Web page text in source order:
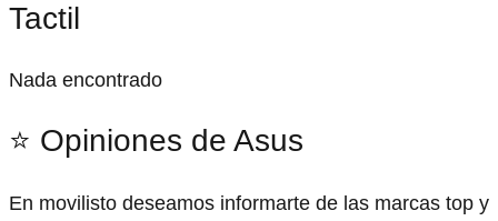
Tactil
Nada encontrado
⭐ Opiniones de Asus
En movilisto deseamos informarte de las marcas top y